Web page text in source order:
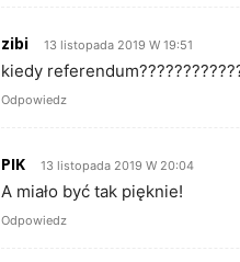
zibi 13 listopada 2019 W 19:51
kiedy
Odpowiedz
PIK 13 listopada 2019 W 20:04
A miało być tak pięknie!
Odpowiedz